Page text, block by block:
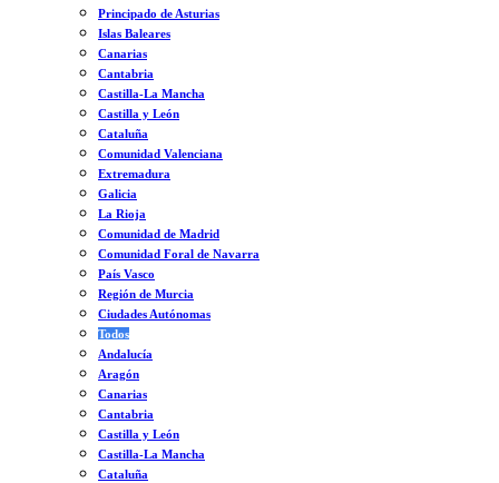
Principado de Asturias
Islas Baleares
Canarias
Cantabria
Castilla-La Mancha
Castilla y León
Cataluña
Comunidad Valenciana
Extremadura
Galicia
La Rioja
Comunidad de Madrid
Comunidad Foral de Navarra
País Vasco
Región de Murcia
Ciudades Autónomas
Todos
Andalucía
Aragón
Canarias
Cantabria
Castilla y León
Castilla-La Mancha
Cataluña